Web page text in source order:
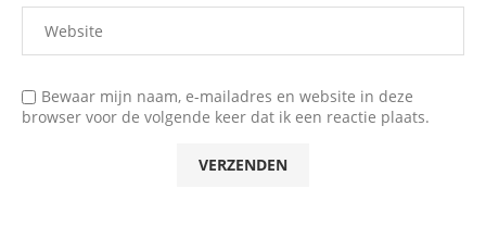
Bewaar mijn naam, e-mailadres en website in deze
browser voor de volgende keer dat ik een reactie plaats.